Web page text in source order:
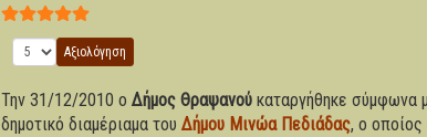
Αξιολόγηση Χρήστη:
Παρακαλώ αξιολογήστε
Την 31/12/2010 ο Δήμος Θραψανούκαταργήθηκε σύμφωνα
δημοτικό διαμέριαμα του Δήμου Μινώα Πεδιάδας, ο